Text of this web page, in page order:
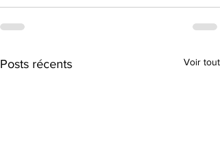
Posts récents Voir tout